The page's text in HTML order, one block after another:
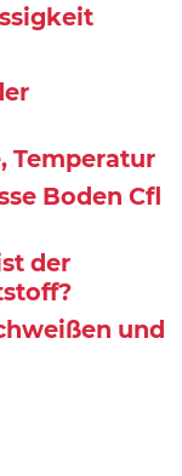
Temperatur
Boden Cfl
der
und